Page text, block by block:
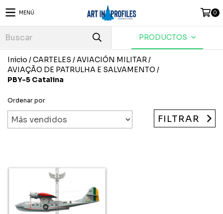
MENÚ 0
PRODUCTOS
Inicio /CARTELES /AVIACIÓN MILITAR/
AVIAÇÃO DE PATRULHA E SALVAMENTO /
PBY-5 Catalina
Ordenar por
FILTRAR